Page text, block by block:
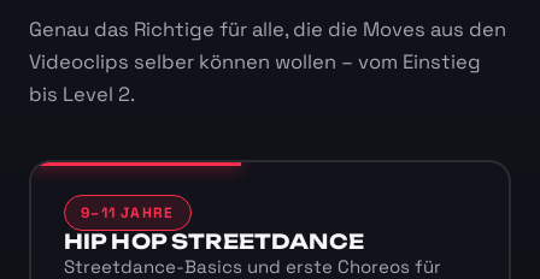
Genau das Richtige für alle, die die Moves aus den
Videoclips selber können wollen – vom Einstieg
bis Level 2.
9–11 JAHRE
HIP HOP STREETDANCE
Streetdance-Basics und erste Choreos für